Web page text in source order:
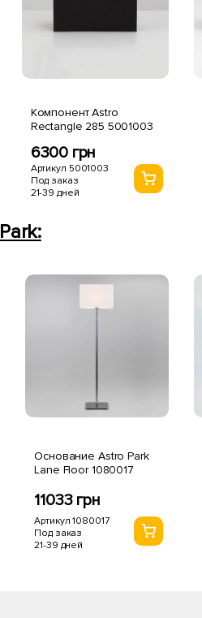
Компонент Astro
Rectangle 285 5001003
6300 грн
Артикул 5001003
Под заказ
21-39 дней
Park:
Основание Astro Park
Lane Floor 1080017
11033 грн
Артикул 1080017
Под заказ
21-39 дней